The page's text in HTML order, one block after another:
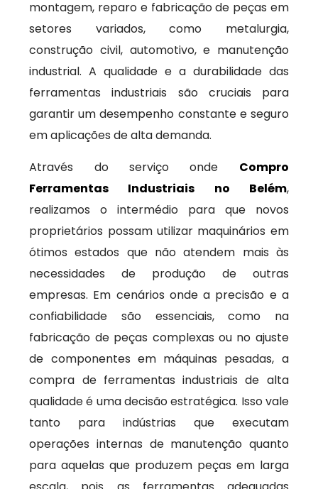
montagem, reparo e fabricação de peças em
setores variados, como metalurgia,
construção civil, automotivo, e manutenção
industrial. A qualidade e a durabilidade das
ferramentas industriais são cruciais para
garantir um desempenho constante e seguro
em aplicações de alta demanda.
Através do serviço onde Compro
Ferramentas Industriais no Belém,
realizamos o intermédio para que novos
proprietários possam utilizar maquinários em
ótimos estados que não atendem mais às
necessidades de produção de outras
empresas. Em cenários onde a precisão e a
confiabilidade são essenciais, como na
fabricação de peças complexas ou no ajuste
de componentes em máquinas pesadas, a
compra de ferramentas industriais de alta
qualidade é uma decisão estratégica. Isso vale
tanto para indústrias que executam
operações internas de manutenção quanto
para aquelas que produzem peças em larga